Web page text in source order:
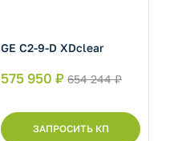
GE C2-9-D XDclear
575 950 ₽ 654 244 ₽
ЗАПРОСИТЬ КП